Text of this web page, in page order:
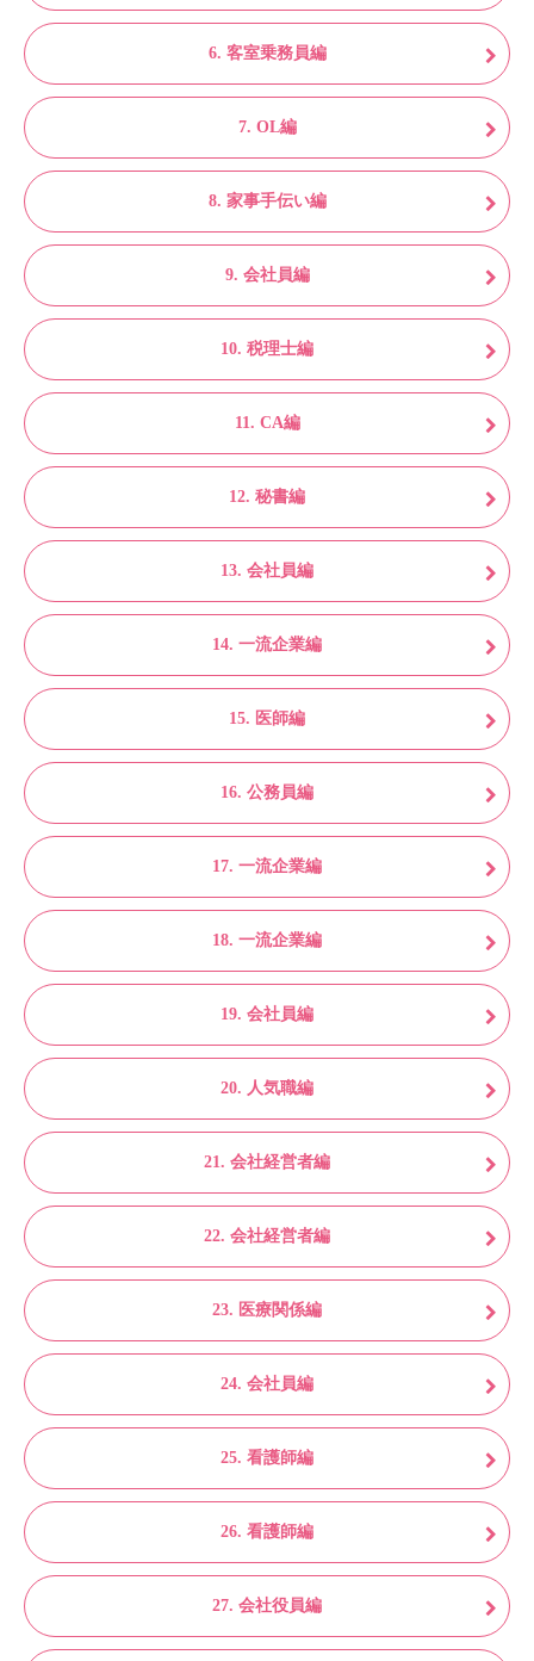
6. 客室乗務員編
7. OL編
8. 家事手伝い編
9. 会社員編
10. 税理士編
11. CA編
12. 秘書編
13. 会社員編
14. 一流企業編
15. 医師編
16. 公務員編
17. 一流企業編
18. 一流企業編
19. 会社員編
20. 人気職編
21. 会社経営者編
22. 会社経営者編
23. 医療関係編
24. 会社員編
25. 看護師編
26. 看護師編
27. 会社役員編